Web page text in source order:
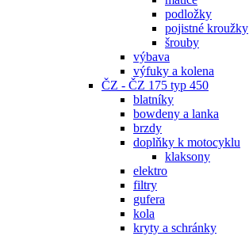
podložky
pojistné kroužky
šrouby
výbava
výfuky a kolena
ČZ - ČZ 175 typ 450
blatníky
bowdeny a lanka
brzdy
doplňky k motocyklu
klaksony
elektro
filtry
gufera
kola
kryty a schránky